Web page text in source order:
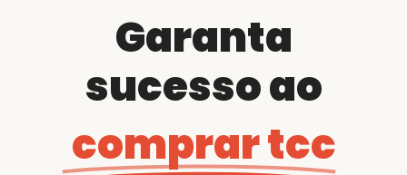
Garanta
sucesso ao
comprar tcc